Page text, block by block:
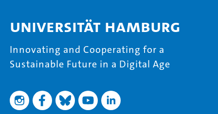
Universität Hamburg
Innovating and Cooperating for a
Sustainable Future in a Digital Age